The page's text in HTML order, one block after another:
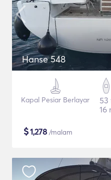
Hanse 548
Kapal Pesiar Berlayar
53
16
$1,278 /malam